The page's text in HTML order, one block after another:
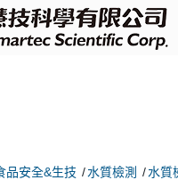
品安全&生技 水質檢測
水質